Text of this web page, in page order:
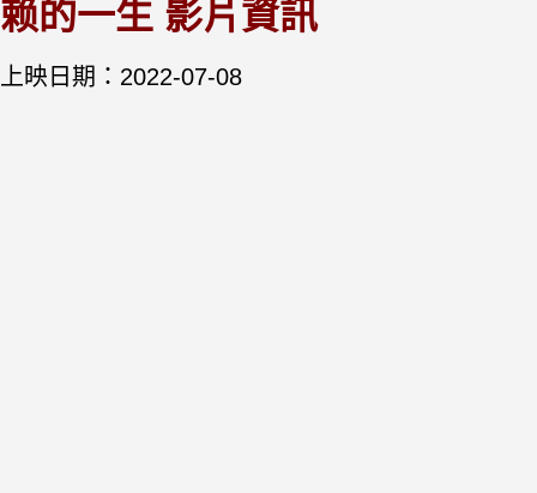
赖的一生 影片資訊
上映日期：2022-07-08